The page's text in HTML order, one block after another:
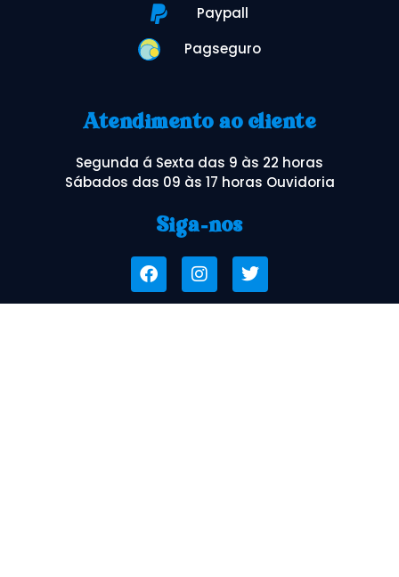
Paypall
Pagseguro
Atendimento ao cliente
Segunda á Sexta das 9 às 22 horas
Sábados das 09 às 17 horas Ouvidoria
Siga-nos